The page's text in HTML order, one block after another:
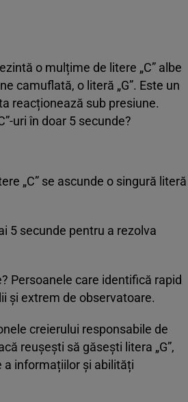
o mulțime de litere „C” albe
camuflată, o literă „G”. Este un
reacționează sub presiune.
uri în doar 5 secunde?
„C” se ascunde o singură literă
5 secunde pentru a rezolva
Persoanele care identifică rapid
și extrem de observatoare.
creierului responsabile de
reușești să găsești litera „G”,
a informațiilor și abilități